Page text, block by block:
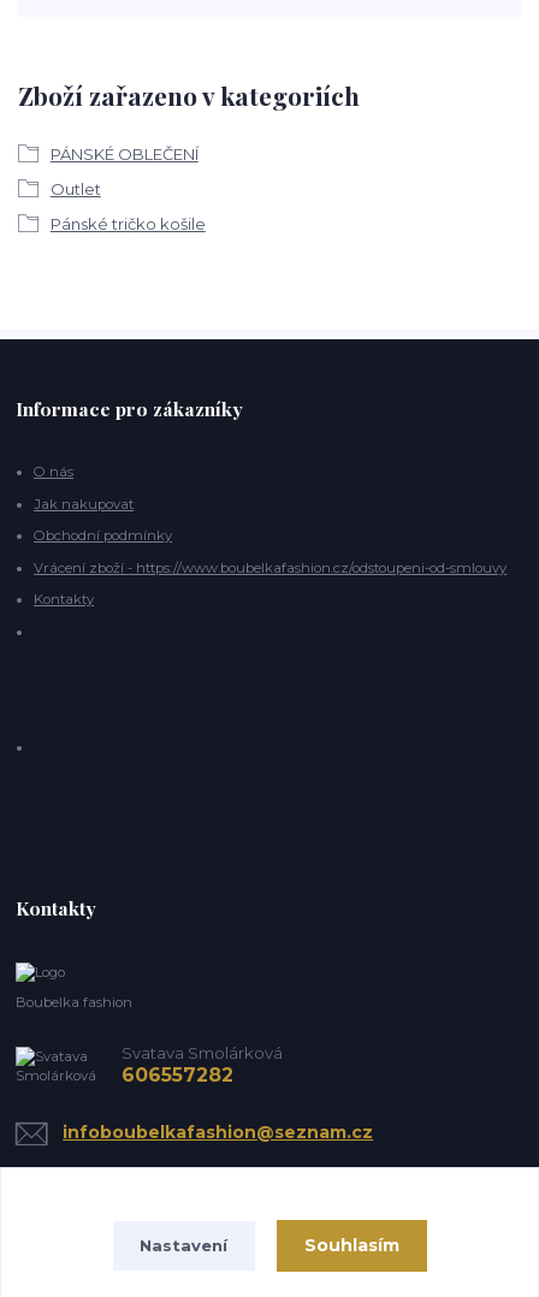
Zboží zařazeno v kategoriích
PÁNSKÉ OBLEČENÍ
Outlet
Pánské tričko košile
Informace pro zákazníky
O nás
Jak nakupovat
Obchodní podmínky
Vrácení zboží - https://www.boubelkafashion.cz/odstoupeni-od-smlouvy
Kontakty
Kontakty
Boubelka fashion
Svatava Smolárková
606557282
infoboubelkafashion@seznam.cz
Nastavení Souhlasím